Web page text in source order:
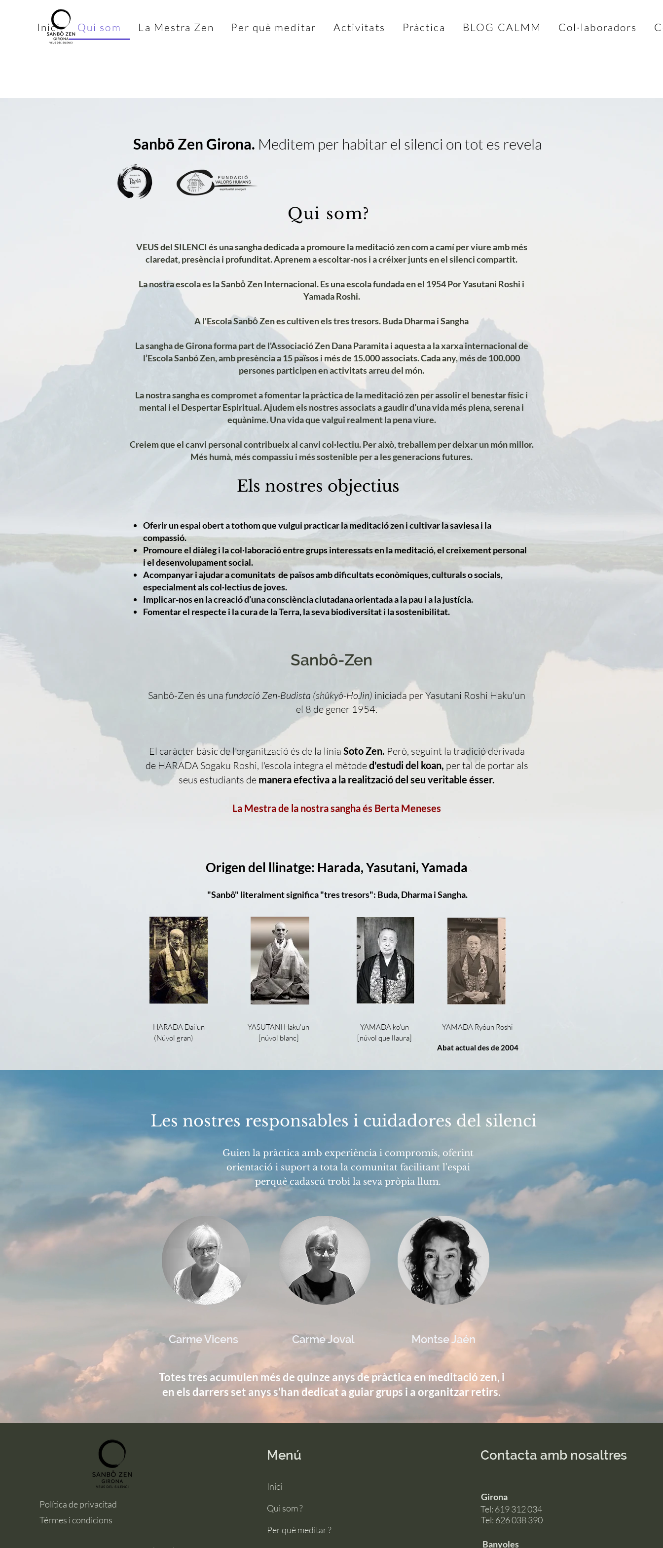
Inici Qui som La Mestra Zen Per què meditar Activitats Pràctica BLOG CALMM Col·laboradors
Sanbō Zen Girona. Meditem per habitar el silenci on tot es revela
Qui som?
VEUS del SILENCI és una sangha dedicada a promoure la meditació zen com a camí per viure amb més
claredat, presència i profunditat. Aprenem a escoltar-nos i a créixer junts en el silenci compartit.
​La nostra escola es laSanbôZen Internacional. Es una escola fundada en el 1954 Por Yasutani Roshi i
Yamada Roshi.
A l'EscolaSanbôZen es cultiven els tres tresors. Buda Dharma i Sangha
La sangha de Girona forma part de l'Associació Zen Dana Paramita i aquesta a la xarxa internacional de
l’Escola Sanbó Zen, amb presència a 15 països i més de 15.000 associats. Cada any, més de 100.000
persones participen en activitats arreu del món.
​La nostra sangha es compromet a fomentar la pràctica de la meditació zen per assolir el benestar físic i
mental i el Despertar Espiritual. Ajudem els nostres associats a gaudir d’una vida més plena, serena i
equànime. Una vida que valgui realment la pena viure.​
Creiem que el canvi personal contribueix al canvi col·lectiu. Per això, treballem per deixar un món millor.
Més humà, més compassiu i més sostenible per a les generacions futures.
Els nostres objectius
Oferir un espai obert a tothom que vulgui practicar la meditació zen i cultivar la saviesa i la
compassió.
Promoure el diàleg i la col·laboració entre grups interessats en la meditació, el creixement personal
i el desenvolupament social.
Acompanyar i ajudar a comunitats de països amb dificultats econòmiques, culturals o socials,
especialment als col·lectius de joves.
Implicar-nos en la creació d’una consciència ciutadana orientada a la pau i a la justícia.
Fomentar el respecte i la cura de la Terra, la seva biodiversitat i la sostenibilitat.
Sanbô-Zen
Sanbô-Zen és una fundació Zen-Budista (shûkyô-HoJin) iniciada per Yasutani Roshi Haku'un
el 8 de gener 1954.
El caràcter bàsic de l'organització és de la línia Soto Zen. Però, seguint la tradició derivada
de HARADA Sogaku Roshi, l'escola integra el mètoded'estudi del koan, per tal de portar als
seus estudiants de manera efectiva a la realització del seu veritable ésser.
La Mestra de la nostra sangha és Berta Meneses
Origen del llinatge: Harada, Yasutani, Yamada
"Sanbô" literalment significa "tres tresors": Buda, Dharma i Sangha.
HARADA Dai'un
(Núvol gran)
YASUTANI Haku'un
[núvol blanc]
YAMADA ko'un
[núvol que llaura]
YAMADA Ryôun Roshi
Abat actual des de 2004
Les nostres responsables i cuidadores del silenci
Guien la pràctica amb experiència i compromís, oferint
orientació i suport a tota la comunitat facilitant l'espai
perquè cadascú trobi la seva pròpia llum.
Carme Vicens Carme Joval Montse Jaén
Totes tres acumulen més de quinze anys de pràctica en meditació zen, i
en els darrers set anys s’han dedicat a guiar grups i a organitzar retirs.
Política de privacitad
Térmes i condicions
Menú
Inici
Qui som ?
Per què meditar ?
Contacta amb nosaltres
Girona
Tel: ‭619 312 034‬
Tel: 626 038 390
Banyoles